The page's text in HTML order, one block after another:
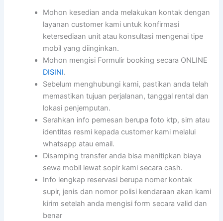
Mohon kesedian anda melakukan kontak dengan
layanan customer kami untuk konfirmasi
ketersediaan unit atau konsultasi mengenai tipe
mobil yang diinginkan.
Mohon mengisi Formulir booking secara ONLINE
DISINI.
Sebelum menghubungi kami, pastikan anda telah
memastikan tujuan perjalanan, tanggal rental dan
lokasi penjemputan.
Serahkan info pemesan berupa foto ktp, sim atau
identitas resmi kepada customer kami melalui
whatsapp atau email.
Disamping transfer anda bisa menitipkan biaya
sewa mobil lewat sopir kami secara cash.
Info lengkap reservasi berupa nomer kontak
supir, jenis dan nomor polisi kendaraan akan kami
kirim setelah anda mengisi form secara valid dan
benar